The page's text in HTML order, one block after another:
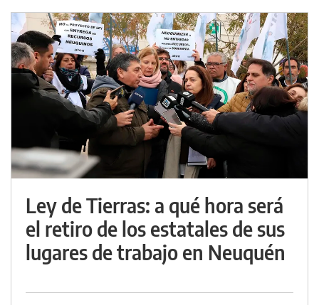
Ley de Tierras: a qué hora será
el retiro de los estatales de sus
lugares de trabajo en Neuquén